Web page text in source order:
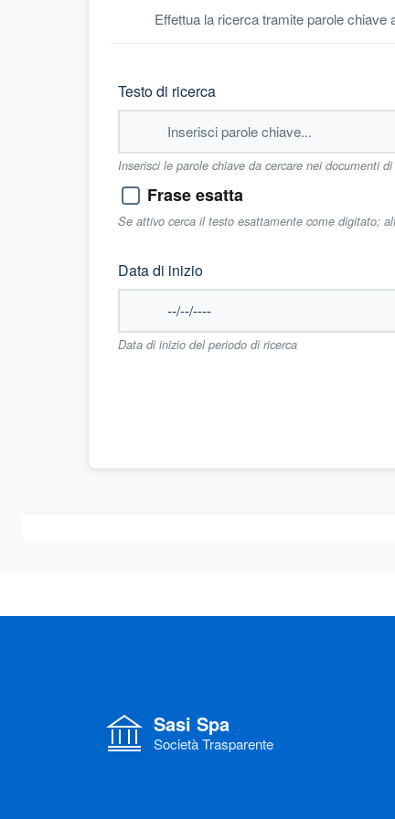
Effettua la ricerca tramite parole chiave
Testo di ricerca
Inserisci le parole chiave da cercare nei documenti
Frase esatta
Se attivo cerca il testo esattamente come digitato;
Data di inizio
Data di inizio del periodo di ricerca
Sasi Spa
Società Trasparente